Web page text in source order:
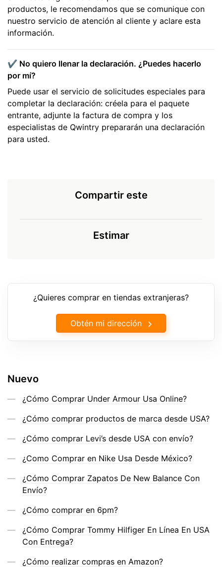
productos, le recomendamos que se comunique con
nuestro servicio de atención al cliente y aclare esta
información.
✔️ No quiero llenar la declaración. ¿Puedes hacerlo
por mí?
Puede usar el servicio de solicitudes especiales para
completar la declaración: créela para el paquete
entrante, adjunte la factura de compra y los
especialistas de Qwintry prepararán una declaración
para usted.
Compartir este
Estimar
¿Quieres comprar en tiendas extranjeras?
Obtén mi dirección
Nuevo
¿Cómo Comprar Under Armour Usa Online?
¿Cómo comprar productos de marca desde USA?
¿Cómo comprar Levi’s desde USA con envío?
¿Como Comprar en Nike Usa Desde México?
¿Cómo Comprar Zapatos De New Balance Con
Envío?
¿Cómo comprar en 6pm?
¿Cómo Comprar Tommy Hilfiger En Línea En USA
Con Entrega?
¿Cómo realizar compras en Amazon?